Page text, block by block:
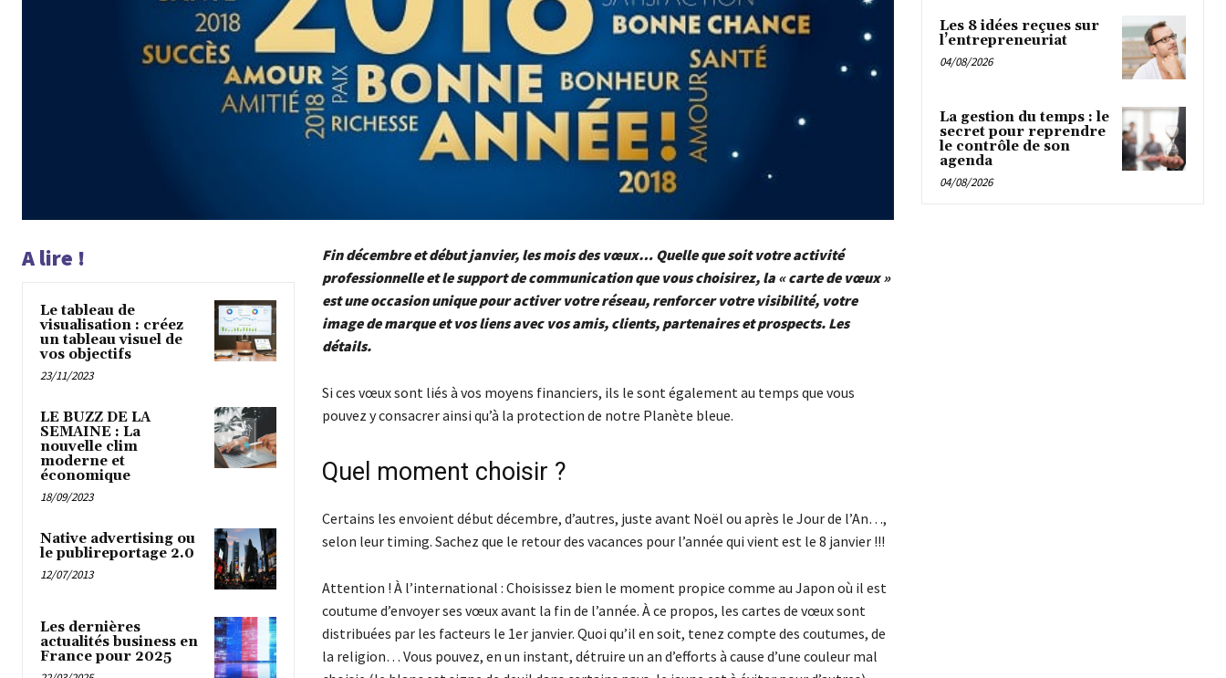
A lire !
Le tableau de
visualisation : créez
un tableau visuel de
vos objectifs
23/11/2023
LE BUZZ DE LA
SEMAINE : La
nouvelle clim
moderne et
économique
18/09/2023
Native advertising ou
le publireportage 2.0
12/07/2013
Les dernières
actualités business en
France pour 2025
Fin décembre et début janvier, les mois des vœux… Quelle que soit votre activité
professionnelle et le support de communication que vous choisirez, la « carte de vœux »
est une occasion unique pour activer votre réseau, renforcer votre visibilité, votre
image de marque et vos liens avec vos amis, clients, partenaires et prospects. Les
détails.
Si ces vœux sont liés à vos moyens financiers, ils le sont également au temps que vous
pouvez y consacrer ainsi qu’à la protection de notre Planète bleue.
Quel moment choisir ?
Certains les envoient début décembre, d’autres, juste avant Noël ou après le Jour de l’An…,
selon leur timing. Sachez que le retour des vacances pour l’année qui vient est le 8 janvier !!!
Attention ! À l’international : Choisissez bien le moment propice comme au Japon où il est
coutume d’envoyer ses vœux avant la fin de l’année. À ce propos, les cartes de vœux sont
distribuées par les facteurs le 1er janvier. Quoi qu’il en soit, tenez compte des coutumes, de
la religion… Vous pouvez, en un instant, détruire un an d’efforts à cause d’une couleur mal
Les 8 idées reçues sur
l’entrepreneuriat
04/08/2026
La gestion du temps : le
secret pour reprendre
le contrôle de son
agenda
04/08/2026